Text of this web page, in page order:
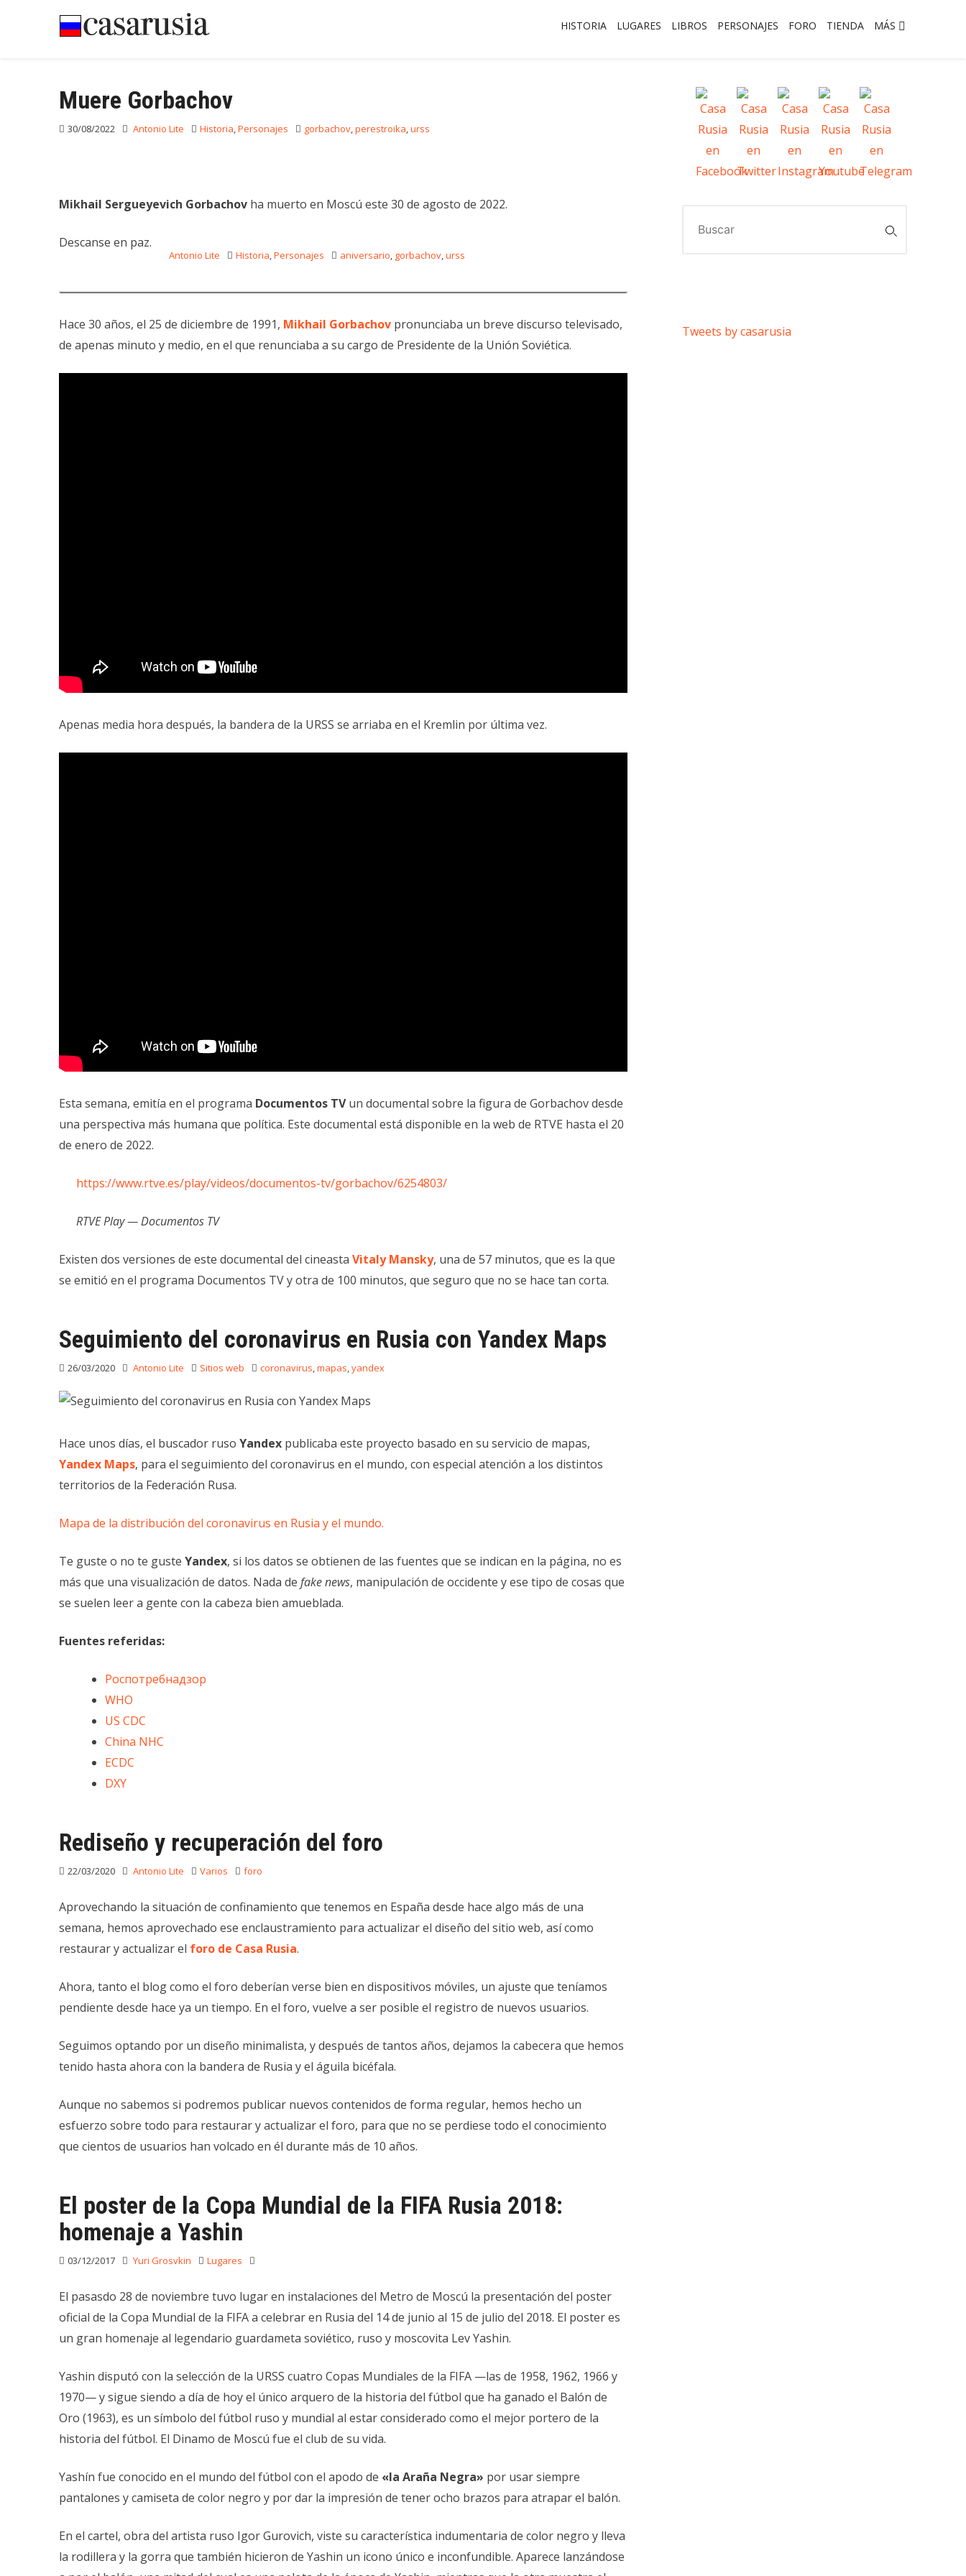
HISTORIA LUGARES LIBROS PERSONAJES FORO TIENDA MÁS
Muere Gorbachov
30/08/2022 Antonio Lite Historia,Personajes gorbachov,perestroika,urss
Mikhail Sergueyevich Gorbachov ha muerto en Moscú este 30 de agosto de 2022.
Descanse en paz.
Antonio Lite Historia,Personajes aniversario, gorbachov,urss
Hace 30 años, el 25 de diciembre de 1991, Mikhail Gorbachov pronunciaba un breve discurso televisado,
de apenas minuto y medio, en el que renunciaba a su cargo de Presidente de la Unión Soviética.
Apenas media hora después, la bandera de la URSS se arriaba en el Kremlin por última vez.
Esta semana, emitía en el programa Documentos TVun documental sobre la figura de Gorbachov desde
una perspectiva más humana que política. Este documental está disponible en la web de RTVE hasta el 20
de enero de 2022.
https://www.rtve.es/play/videos/documentos-tv/gorbachov/6254803/
RTVE Play — Documentos TV
Existen dos versiones de este documental del cineasta Vitaly Mansky, una de 57 minutos, que es la que
se emitió en el programa Documentos TV y otra de 100 minutos, que seguro que no se hace tan corta.
Seguimiento del coronavirus en Rusia con Yandex Maps
26/03/2020 Antonio Lite Sitios web coronavirus,mapas,yandex
Hace unos días, el buscador ruso Yandex publicaba este proyecto basado en su servicio de mapas,
Yandex Maps, para el seguimiento del coronavirus en el mundo, con especial atención a los distintos
territorios de la Federación Rusa.
Mapa de la distribución del coronavirus en Rusia y el mundo.
Te guste o no te guste Yandex, si los datos se obtienen de las fuentes que se indican en la página, no es
más que una visualización de datos. Nada de fake news, manipulación de occidente y ese tipo de cosas que
se suelen leer a gente con la cabeza bien amueblada.
Fuentes referidas:
Роспотребнадзор
WHO
US CDC
China NHC
ECDC
DXY
Rediseño y recuperación del foro
22/03/2020 Antonio Lite Varios foro
Aprovechando la situación de confinamiento que tenemos en España desde hace algo más de una
semana, hemos aprovechado ese enclaustramiento para actualizar el diseño del sitio web, así como
restaurar y actualizar el foro de Casa Rusia.
Ahora, tanto el blog como el foro deberían verse bien en dispositivos móviles, un ajuste que teníamos
pendiente desde hace ya un tiempo. En el foro, vuelve a ser posible el registro de nuevos usuarios.
Seguimos optando por un diseño minimalista, y después de tantos años, dejamos la cabecera que hemos
tenido hasta ahora con la bandera de Rusia y el águila bicéfala.
Aunque no sabemos si podremos publicar nuevos contenidos de forma regular, hemos hecho un
esfuerzo sobre todo para restaurar y actualizar el foro, para que no se perdiese todo el conocimiento
que cientos de usuarios han volcado en él durante más de 10 años.
El poster de la Copa Mundial de la FIFA Rusia 2018:
homenaje a Yashin
03/12/2017 Yuri Grosvkin Lugares
El pasasdo 28 de noviembre tuvo lugar en instalaciones del Metro de Moscú la presentación del poster
oficial de la Copa Mundial de la FIFA a celebrar en Rusia del 14 de junio al 15 de julio del 2018. El poster es
un gran homenaje al legendario guardameta soviético, ruso y moscovita Lev Yashin.
Yashin disputó con la selección de la URSS cuatro Copas Mundiales de la FIFA —las de 1958, 1962, 1966 y
1970— y sigue siendo a día de hoy el único arquero de la historia del fútbol que ha ganado el Balón de
Oro (1963), es un símbolo del fútbol ruso y mundial al estar considerado como el mejor portero de la
historia del fútbol. El Dinamo de Moscú fue el club de su vida.
Yashín fue conocido en el mundo del fútbol con el apodo de «la Araña Negra» por usar siempre
pantalones y camiseta de color negro y por dar la impresión de tener ocho brazos para atrapar el balón.
En el cartel, obra del artista ruso Igor Gurovich, viste su característica indumentaria de color negro y lleva
la rodillera y la gorra que también hicieron de Yashin un icono único e inconfundible. Aparece lanzándose
Tweets by casarusia